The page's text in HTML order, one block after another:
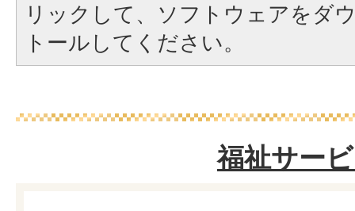
リックして、ソフトウェアをダ
トールしてください。
福祉サー